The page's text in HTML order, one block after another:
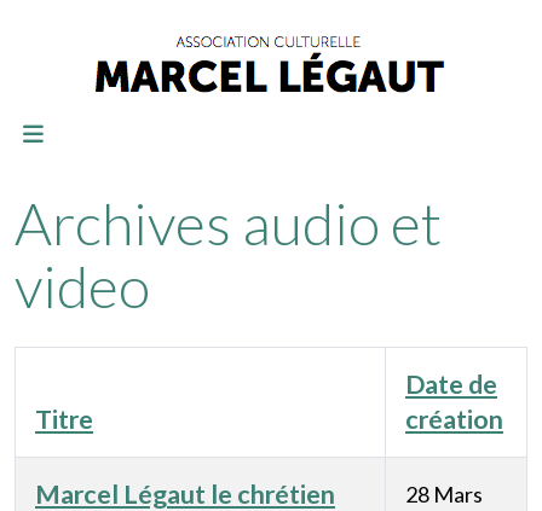
Archives audio et
video
Titre
Date de
création
Marcel Légaut le chrétien
28 Mars